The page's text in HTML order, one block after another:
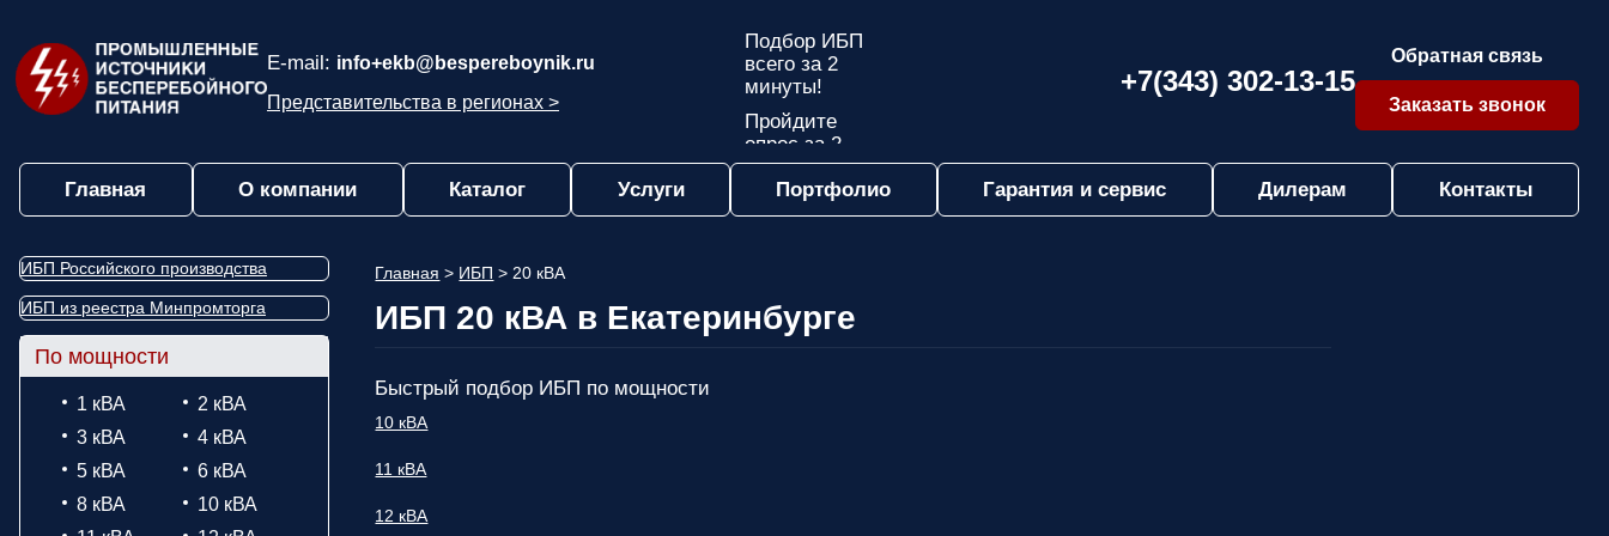
E-mail: info+ekb@bespereboynik.ru
Представительства в регионах >
+7(343) 302-13-15
Обратная связь
Заказать звонок
Главная О компании Каталог Услуги Портфолио Гарантия и сервис Дилерам Контакты
ИБП Российского производства
ИБП из реестра Минпромторга
По мощности
1 кВА
2 кВА
3 кВА
4 кВА
5 кВА
6 кВА
8 кВА
10 кВА
Главная > ИБП > 20 кВА
ИБП 20 кВА в Екатеринбурге
Быстрый подбор ИБП по мощности
10 кВА
11 кВА
12 кВА
Подбор ИБП
всего за 2
минуты!
Пройдите
опрос за 2
минуты
и узнайте,
какой ИБП
Пройдите
опрос и вы